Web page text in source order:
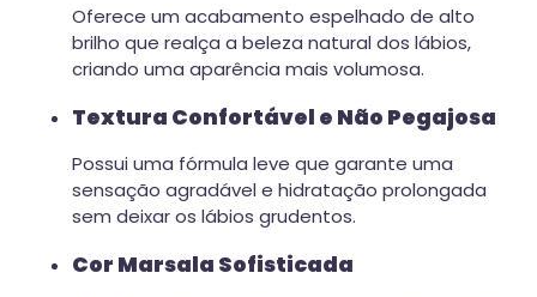
Oferece um acabamento espelhado de alto
brilho que realça a beleza natural dos lábios,
criando uma aparência mais volumosa.
Textura Confortável e Não Pegajosa
Possui uma fórmula leve que garante uma
sensação agradável e hidratação prolongada
sem deixar os lábios grudentos.
Cor Marsala Sofisticada